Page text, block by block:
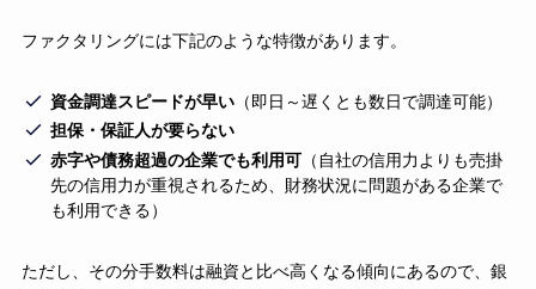
ファクタリングには下記のような特徴があります。
資金調達スピードが早い （即日～遅くとも数日で調達可能）
担保・保証人が要らない
赤字や債務超過の企業でも利用可 （自社の信用力よりも売掛
先の信用力が重視されるため、財務状況に問題がある企業で
も利用できる）
ただし、その分手数料は融資と比べ高くなる傾向にあるので、銀